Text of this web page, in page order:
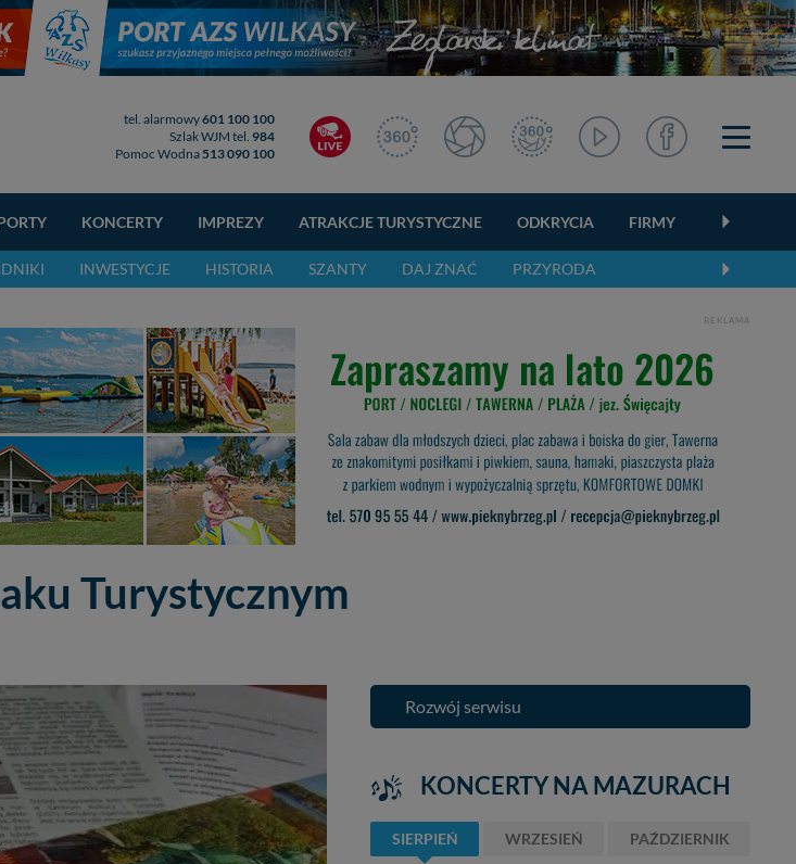
tel. alarmowy601 100 100
Szlak WJM tel. 984
Pomoc Wodna 513 090 100
KONCERTY IMPREZY ATRAKCJE TURYSTYCZNE ODKRYCIA FIRMY
INWESTYCJE HISTORIA SZANTY DAJ ZNAĆ PRZYRODA
REKLAMA
Turystycznym
Rozwój serwisu
KONCERTY NA MAZURACH
SIERPIEŃ WRZESIEŃ PAŹDZIERNIK